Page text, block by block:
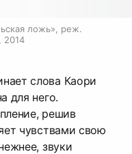
ложь», реж.
2014
слова Каори
для него.
решив
чувствами свою
звуки